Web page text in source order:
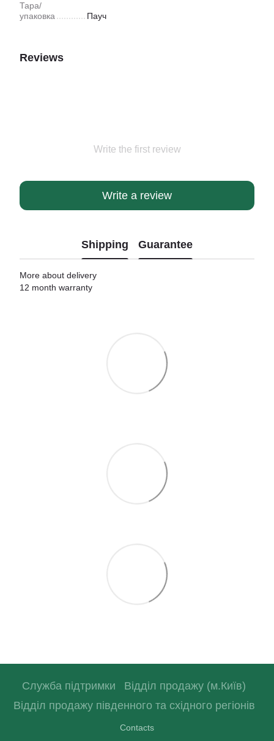
Тара/
упаковка
Пауч
Reviews
Write the first review
Write a review
Shipping Guarantee
More about delivery
12 month warranty
Служба підтримки
Відділ продажу (м.Київ)
Відділ продажу південного та східного регіонів
Contacts